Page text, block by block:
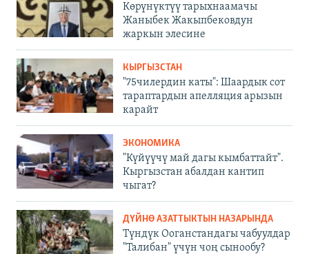
Көрүнүктүү тарыхнаамачы
Жаныбек Жакыпбековдун
жаркын элесине
КЫРГЫЗСТАН
"75чилердин каты": Шаардык сот
тараптардын апелляция арызын
карайт
ЭКОНОМИКА
"Күйүүчү май дагы кымбаттайт".
Кыргызстан абалдан кантип
чыгат?
ДҮЙНӨ АЗАТТЫКТЫН НАЗАРЫНДА
Түндүк Ооганстандагы чабуулдар
"Талибан" үчүн чоң сынообу?